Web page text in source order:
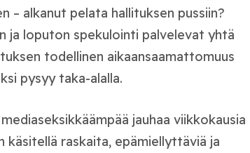
alkanut pelata hallituksen pussiin?
ja loputon spekulointi palvelevat yhtä
todellinen aikaansaamattomuus
pysyy taka-alalla.
jauhaa viikkokausia
käsitellä raskaita, epämiellyttäviä ja